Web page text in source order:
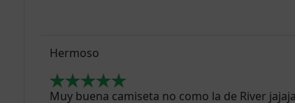
Hermoso
Muy buena camiseta no como la de River